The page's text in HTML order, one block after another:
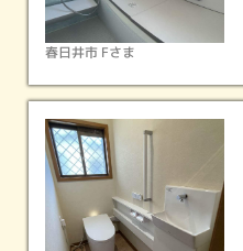
春日井市 Fさま